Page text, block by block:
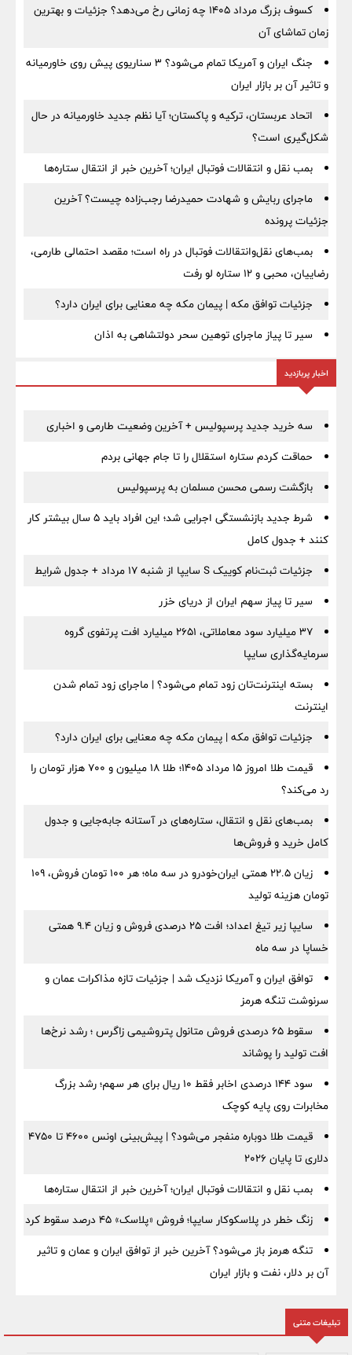
کسوف بزرگ مرداد ۱۴۰۵ چه زمانی رخ می‌دهد؟ جزئیات و بهترین
زمان تماشای آن
جنگ ایران و آمریکا تمام می‌شود؟ ۳ سناریوی پیش روی خاورمیانه
و تاثیر آن بر بازار ایران
اتحاد عربستان، ترکیه و پاکستان؛ آیا نظم جدید خاورمیانه در حال
شکل‌گیری است؟
بمب نقل‌ و انتقالات فوتبال ایران؛ آخرین خبر از انتقال ستاره‌ها
ماجرای ربایش و شهادت حمیدرضا رجب‌زاده چیست؟ آخرین
جزئیات پرونده
بمب‌های نقل‌وانتقالات فوتبال در راه است؛ مقصد احتمالی طارمی،
رضاییان، محبی و ۱۲ ستاره لو رفت
جزئیات توافق مکه | پیمان مکه چه معنایی برای ایران دارد؟
سیر تا پیاز ماجرای توهین سحر دولتشاهی به اذان
اخبار پربازدید
سه خرید جدید پرسپولیس + آخرین وضعیت طارمی و اخباری
حماقت کردم ستاره استقلال را تا جام جهانی بردم
بازگشت رسمی محسن مسلمان به پرسپولیس
شرط جدید بازنشستگی اجرایی شد؛ این افراد باید ۵ سال بیشتر کار
کنند + جدول کامل
جزئیات ثبت‌نام کوییک S سایپا از شنبه ۱۷ مرداد + جدول شرایط
سیر تا پیاز سهم ایران از دریای خزر
۳۷ میلیارد سود معاملاتی، ۲۶۵۱ میلیارد افت پرتفوی گروه
سرمایه‌گذاری سایپا
بسته اینترنت‌تان زود تمام می‌شود؟ | ماجرای زود تمام شدن
اینترنت
جزئیات توافق مکه | پیمان مکه چه معنایی برای ایران دارد؟
قیمت طلا امروز ۱۵ مرداد ۱۴۰۵؛ طلا ۱۸ میلیون و ۷۰۰ هزار تومان را
رد می‌کند؟
بمب‌های نقل و انتقال، ستاره‌های در آستانه جابه‌جایی و جدول
کامل خرید و فروش‌ها
زیان ۲۲.۵ همتی ایران‌خودرو در سه ماه؛ هر ۱۰۰ تومان فروش، ۱۰۹
تومان هزینه تولید
سایپا زیر تیغ اعداد؛ افت ۲۵ درصدی فروش و زیان ۹.۴ همتی
خساپا در سه ماه
توافق ایران و آمریکا نزدیک شد | جزئیات تازه مذاکرات عمان و
سرنوشت تنگه هرمز
سقوط ۶۵ درصدی فروش متانول پتروشیمی زاگرس ؛ رشد نرخ‌ها
افت تولید را پوشاند
سود ۱۴۴ درصدی اخابر فقط ۱۰ ریال برای هر سهم؛ رشد بزرگ
مخابرات روی پایه کوچک
قیمت طلا دوباره منفجر می‌شود؟ | پیش‌بینی اونس ۴۶۰۰ تا ۴۷۵۰
دلاری تا پایان ۲۰۲۶
بمب نقل‌ و انتقالات فوتبال ایران؛ آخرین خبر از انتقال ستاره‌ها
زنگ خطر در پلاسکوکار سایپا؛ فروش «پلاسک» ۴۵ درصد سقوط کرد
تنگه هرمز باز می‌شود؟ آخرین خبر از توافق ایران و عمان و تاثیر
آن بر دلار، نفت و بازار ایران
تبلیغات متنی